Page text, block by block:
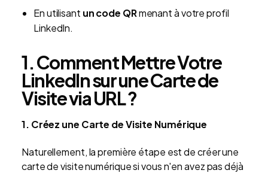
En utilisant un code QRmenant à votre profil
LinkedIn.
1. Comment Mettre Votre
LinkedIn sur une Carte de
Visite via URL ?
1. Créez une Carte de Visite Numérique
Naturellement, la première étape est de créer une
carte de visite numérique si vous n'en avez pas déjà